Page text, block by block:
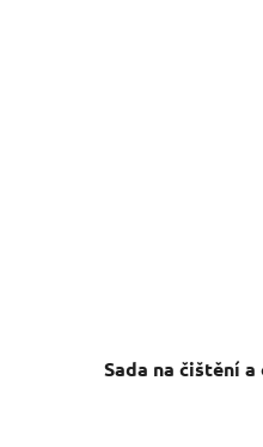
Sada na čištění